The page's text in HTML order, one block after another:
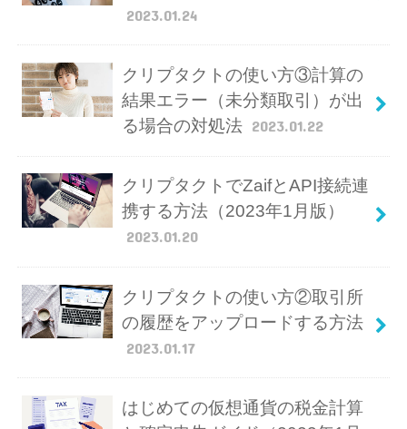
2023.01.24
クリプタクトの使い方③計算の
結果エラー（未分類取引）が出
る場合の対処法 2023.01.22
クリプタクトでZaifとAPI接続連
携する方法（2023年1月版）
2023.01.20
クリプタクトの使い方②取引所
の履歴をアップロードする方法
2023.01.17
はじめての仮想通貨の税金計算